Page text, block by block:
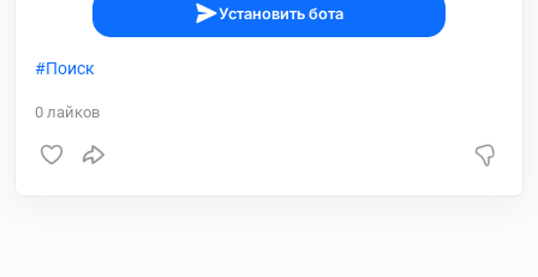
Установить бота
Поиск
0 лайков